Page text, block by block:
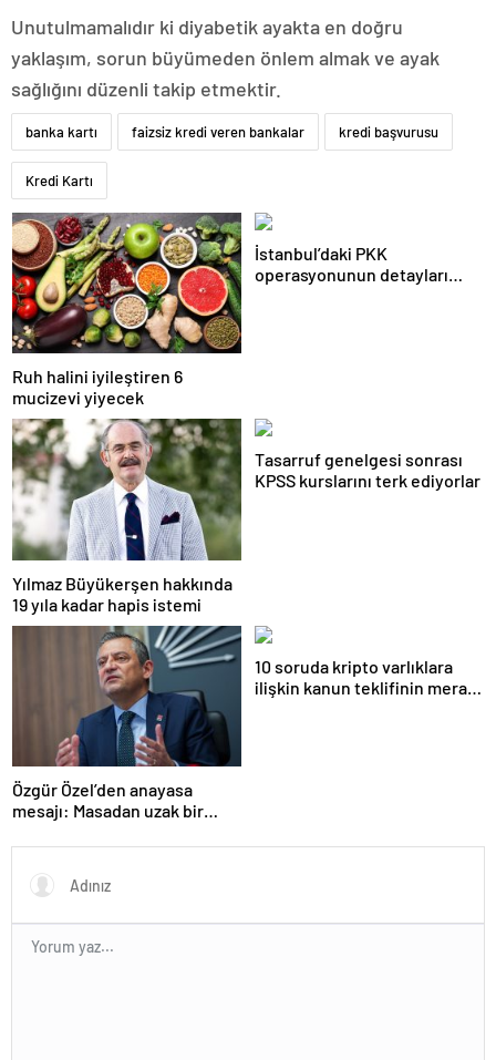
Unutulmamalıdır ki diyabetik ayakta en doğru
yaklaşım, sorun büyümeden önlem almak ve ayak
sağlığını düzenli takip etmektir.
banka kartı faizsiz kredi veren bankalar kredi başvurusu
Kredi Kartı
Ruh halini iyileştiren 6
mucizevi yiyecek
İstanbul’daki PKK
operasyonunun detayları
Yılmaz Büyükerşen hakkında
19 yıla kadar hapis istemi
Tasarruf genelgesi sonrası
KPSS kurslarını terk ediyorlar
Özgür Özel’den anayasa
mesajı: Masadan uzak bir
10 soruda kripto varlıklara
ilişkin kanun teklifinin merak